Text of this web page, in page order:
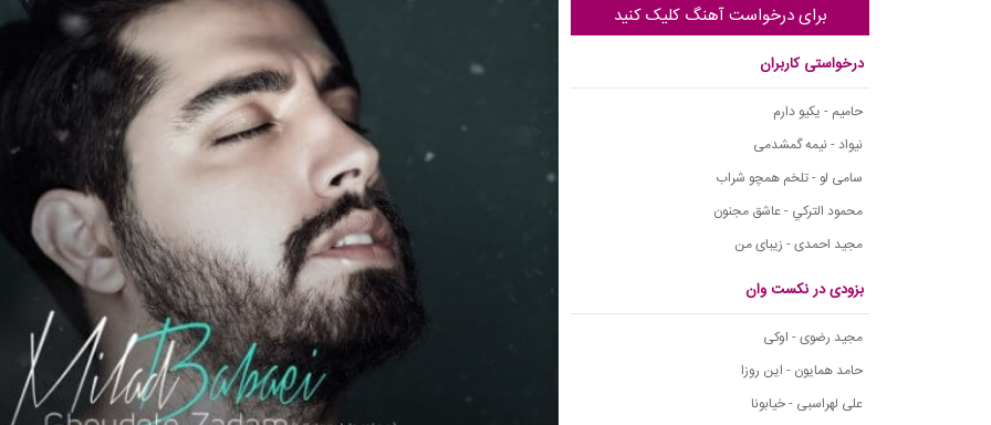
برای درخواست آهنگ کلیک کنید
درخواستی کاربران
حامیم - یکیو دارم
نیواد - نیمه گمشدمی
سامی لو - تلخم همچو شراب
محمود التركي - عاشق مجنون
مجید احمدی - زیبای من
بزودی در نکست وان
مجید رضوی - اوکی
حامد همایون - این روزا
علی لهراسبی - خیابونا